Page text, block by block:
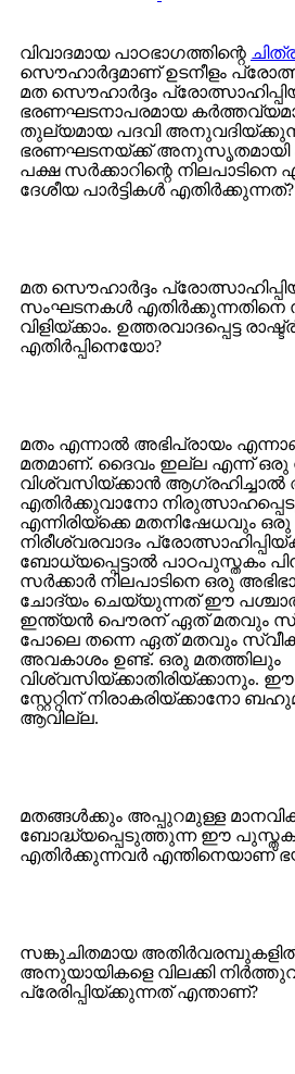
വിവാദമായ പാഠഭാഗത്തിന്റെ
സൌഹാര്‍ദ്ദമാണ് ഉടനീളം
മത സൌഹാര്‍ദ്ദം
ഭരണഘടനാ‍പരമായ
തുല്യമായ പദവി
ഭരണഘടനയ്ക്ക് അനുസൃതമായി
പക്ഷ സര്‍ക്കാറിന്റെ
ദേശീയ പാര്‍ട്ടികള്‍ എതിര്‍ക്കുന്നത്?
മത സൌഹാര്‍ദ്ദം
സംഘടനകള്‍ എതിര്‍ക്കുന്നതിനെ
വിളിയ്ക്കാം. ഉത്തരവാദപ്പെട്ട
എതിര്‍പ്പിനെയോ?
മതം എന്നാല്‍ അഭിപ്രായം
മതമാണ്. ദൈവം ഇല്ല എന്ന് ഒരു
വിശ്വസിയ്ക്കാന്‍ ആഗ്രഹിച്ചാല്‍
എതിര്‍ക്കുവാനോ
എന്നിരിയ്ക്കെ മതനിഷേധവും ഒരു
നിരീശ്വരവാദം
ബോധ്യപ്പെട്ടാല്‍ പാഠപുസ്തകം
സര്‍ക്കാര്‍ നിലപാടിനെ ഒരു
ചോദ്യം ചെയ്യുന്നത് ഈ
ഇന്ത്യന്‍ പൌരന് ഏത് മതവും
പോലെ തന്നെ ഏത് മതവും
അവകാശം ഉണ്ട്. ഒരു മതത്തിലും
വിശ്വസിയ്ക്കാതിരിയ്ക്കാനും.
സ്റ്റേറ്റിന് നിരാകരിയ്ക്കാനോ
ആവില്ല.
മതങ്ങള്‍ക്കും അപ്പുറമുള്ള
ബോദ്ധ്യപ്പെടുത്തുന്ന ഈ
എതിര്‍ക്കുന്നവര്‍ എന്തിനെയാണ്
സങ്കുചിതമായ
അനുയായികളെ വിലക്കി
പ്രേരിപ്പിയ്ക്കുന്നത് എന്താണ്?